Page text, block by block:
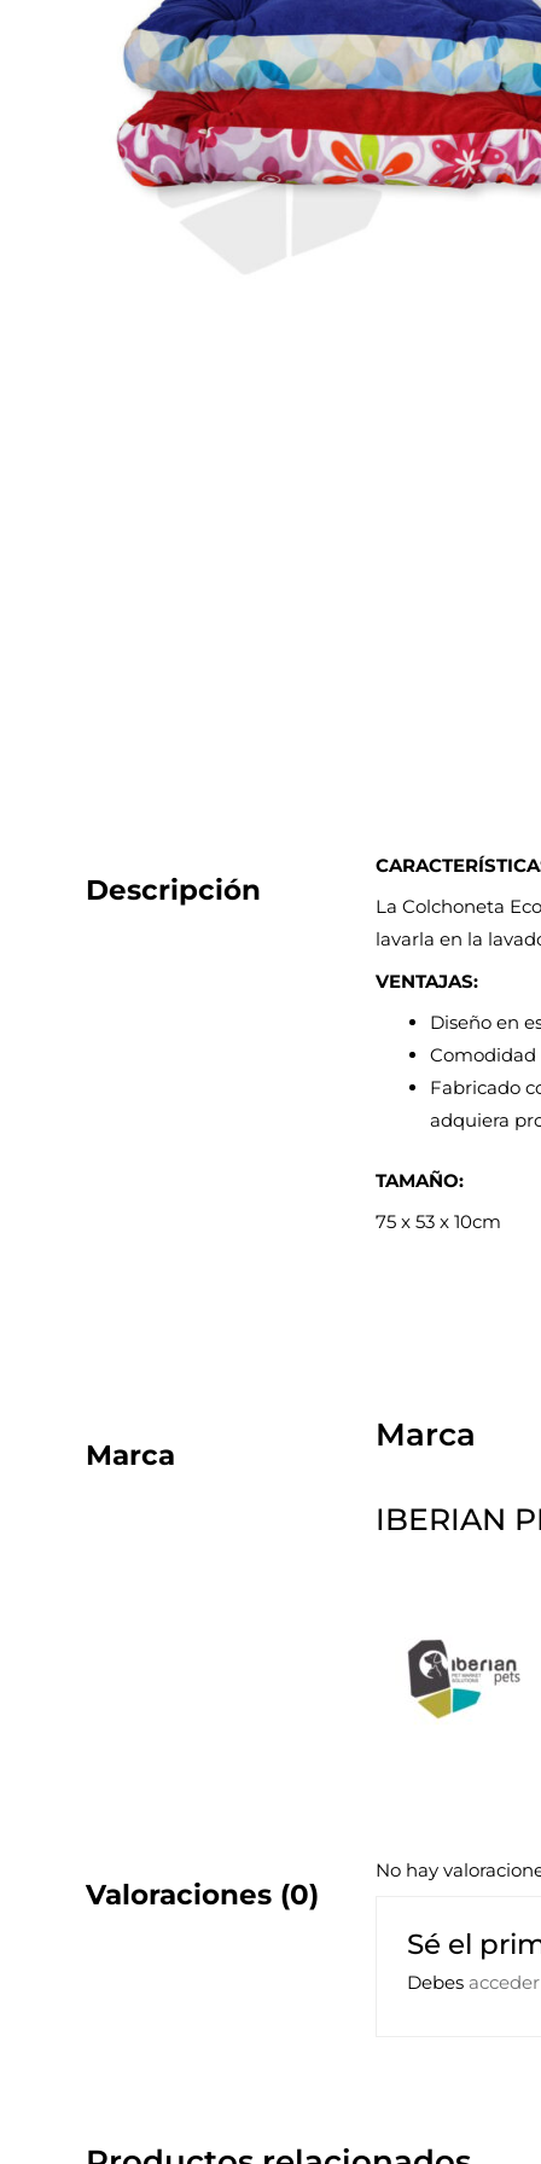
Descripción
La Colchoneta
lavarla en la
VENTAJAS:
Diseño en
Comodidad
Fabricado
adquiera
TAMAÑO:
75 x 53 x 10cm
Marca
Marca
IBERIAN
Valoraciones (0)
No hay
Sé el
Debes acceder